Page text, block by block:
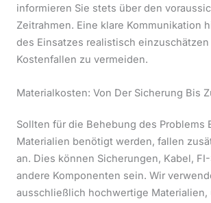
informieren Sie stets über den
Zeitrahmen. Eine klare Kommunikation
des Einsatzes realistisch einzuschätzen
Kostenfallen zu vermeiden.
Materialkosten: Von Der Sicherung Bis
Sollten für die Behebung des Problems
Materialien benötigt werden, fallen
an. Dies können Sicherungen, Kabel,
andere Komponenten sein. Wir
ausschließlich hochwertige Materialien,